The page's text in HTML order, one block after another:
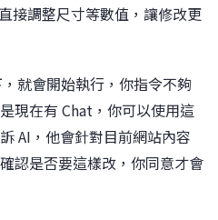
接調整尺寸等數值，讓修改更
就會開始執行，你指令不夠
現在有 Chat，你可以使用這
AI，他會針對目前網站內容
認是否要這樣改，你同意才會